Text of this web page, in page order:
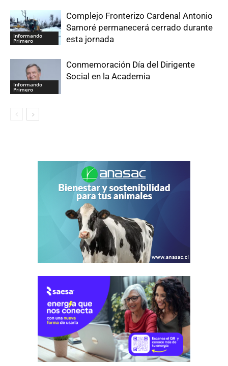
Informando
Primero
Complejo Fronterizo Cardenal Antonio
Samoré permanecerá cerrado durante
esta jornada
Informando
Primero
Conmemoración Día del Dirigente
Social en la Academia